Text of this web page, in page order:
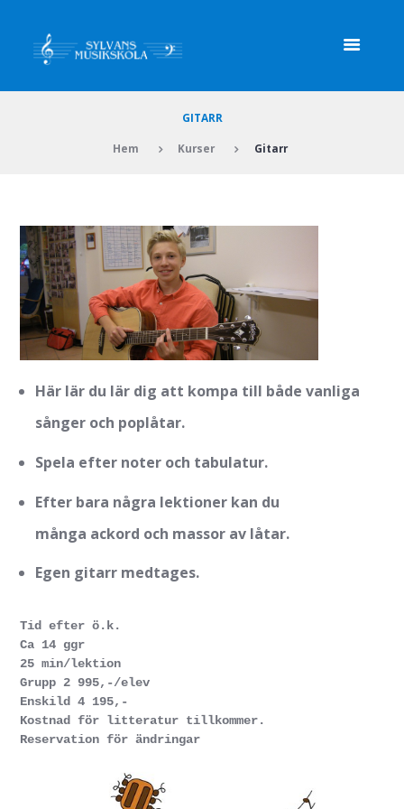
GITARR
Hem Kurser Gitarr
Här lär du lär dig att kompa till både vanliga
sånger och poplåtar.
Spela efter noter och tabulatur.
Efter bara några lektioner kan du
många ackord och massor av låtar.
Egen gitarr medtages.
Tid efter ö.k.
Ca 14 ggr
25 min/lektion
Grupp 2 995,-/elev
Enskild 4 195,-
Kostnad för litteratur tillkommer.
Reservation för ändringar